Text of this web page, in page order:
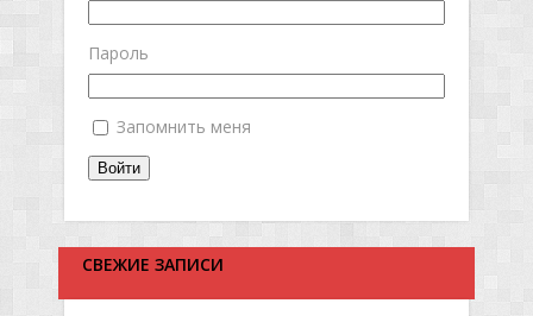
Пароль
Запомнить меня
Войти
СВЕЖИЕ ЗАПИСИ